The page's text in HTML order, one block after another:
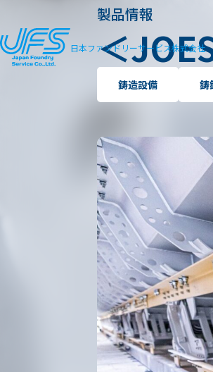
日本ファンドリーサービス株式会社
製品情報
＜
鋳造設備 鋳